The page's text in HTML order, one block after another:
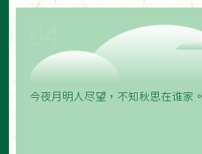
今夜月明人尽望，不知秋思在谁家。